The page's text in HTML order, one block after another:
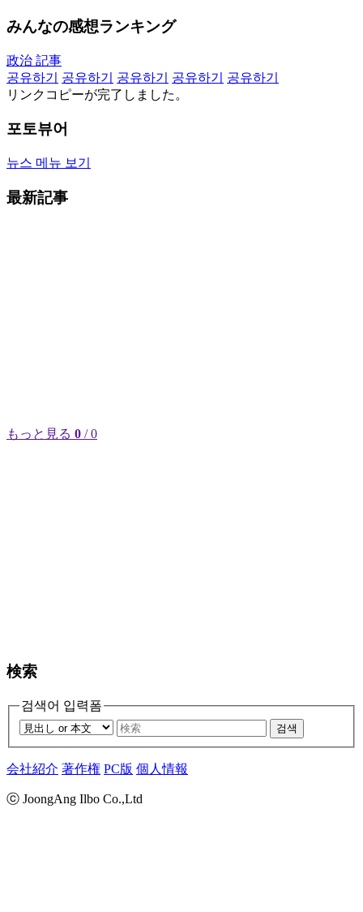
みんなの感想ランキング
政治 記事
공유하기
공유하기 공유하기 공유하기
공유하기
リンクコピーが完了しました。
포토뷰어
뉴스 메뉴 보기
最新記事
もっと見る 0 / 0
検索
검색어 입력폼
검색
会社紹介 著作権 PC版 個人情報
ⓒ JoongAng Ilbo Co.,Ltd